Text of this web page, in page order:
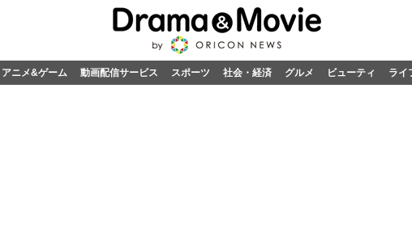
アニメ&ゲーム 動画配信サービス スポーツ 社会・経済 グルメ ビューティ ライ